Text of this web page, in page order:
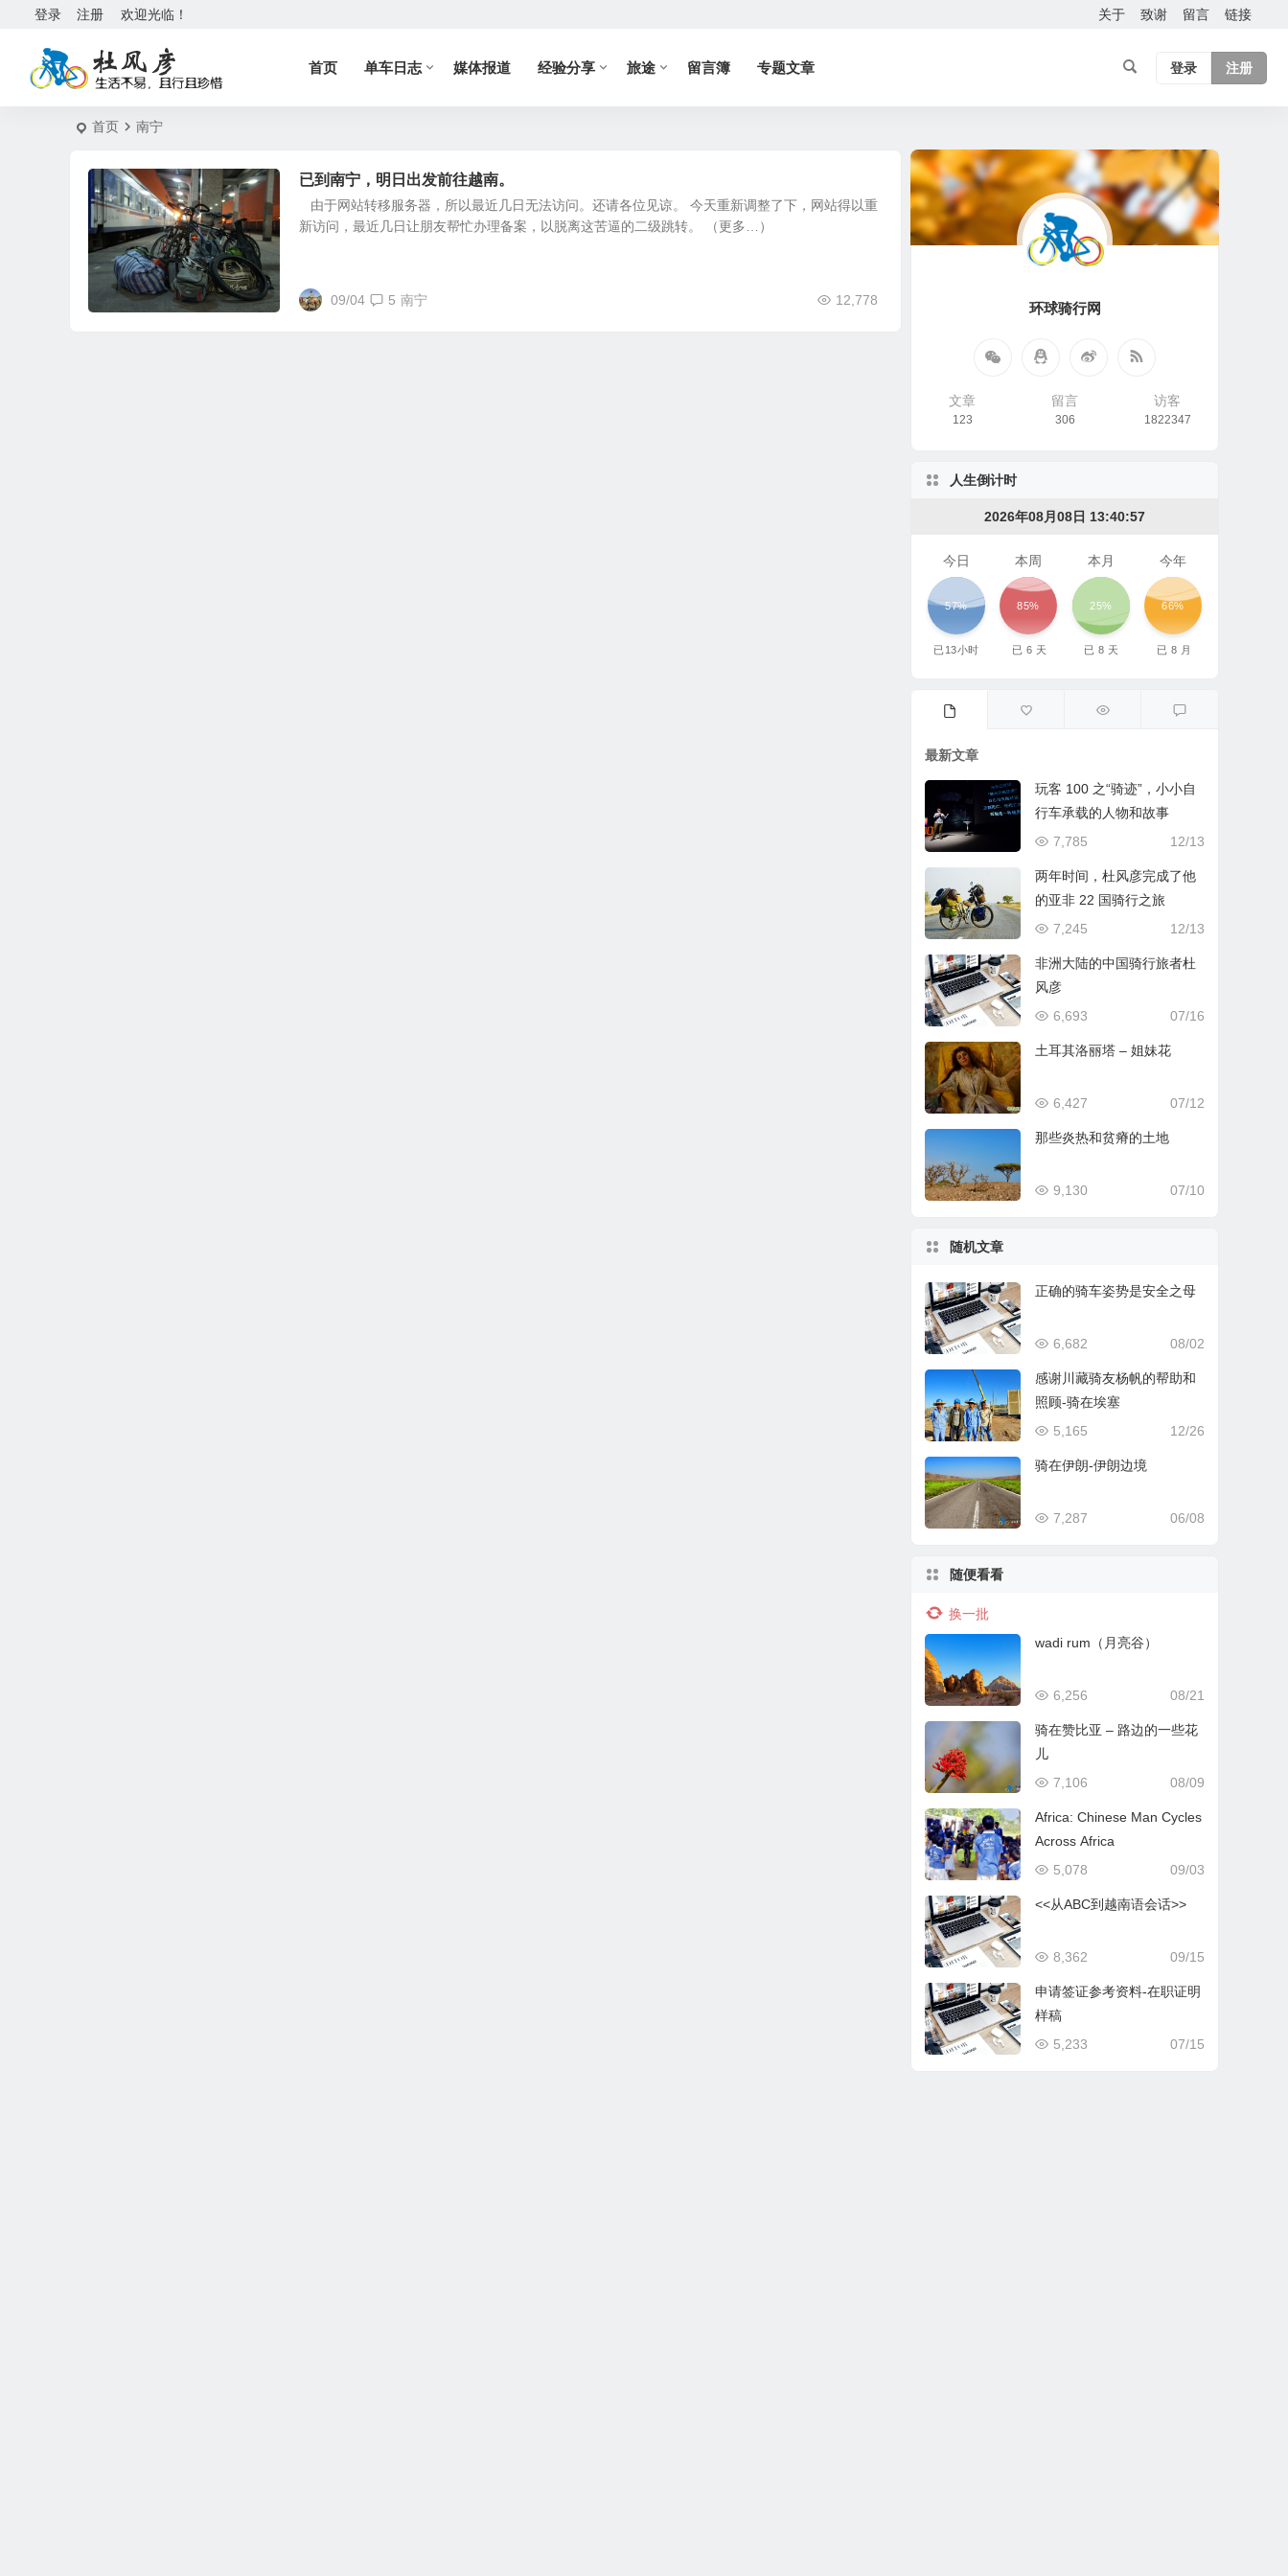
欢迎光临！
登录 注册 关于 致谢 留言 链接
首页 单车日志 媒体报道 经验分享 旅途 留言簿 专题文章 登录 注册
首页 南宁
已到南宁，明日出发前往越南。
由于网站转移服务器，所以最近几日无法访问。还请各位见谅。 今天重新调整了下，网站得以重
新访问，最近几日让朋友帮忙办理备案，以脱离这苦逼的二级跳转。 （更多…）
09/04 12,778
5 南宁 环球骑行网
文章
123
留言
306
访客
1822347
人生倒计时
2026年08月08日 13:40:57
今日
57%
已13小时
本周
85%
已 6 天
本月
25%
已 8 天
今年
66%
已 8 月
最新文章
玩客 100 之“骑迹”，小小自
行车承载的人物和故事
12/13
7,785
两年时间，杜风彦完成了他
的亚非 22 国骑行之旅
12/13
7,245
非洲大陆的中国骑行旅者杜
风彦
07/16
6,693
土耳其洛丽塔 – 姐妹花
07/12
6,427
那些炎热和贫瘠的土地
07/10
9,130
随机文章
正确的骑车姿势是安全之母
08/02
6,682
感谢川藏骑友杨帆的帮助和
照顾-骑在埃塞
12/26
5,165
骑在伊朗-伊朗边境
06/08
7,287
随便看看
换一批
wadi rum（月亮谷）
08/21
6,256
骑在赞比亚 – 路边的一些花
儿
08/09
7,106
Africa: Chinese Man Cycles
Across Africa
09/03
5,078
<<从ABC到越南语会话>>
09/15
8,362
申请签证参考资料-在职证明
样稿
07/15
5,233